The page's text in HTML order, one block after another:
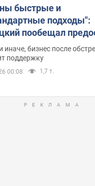
быстрые и
подходы":
пообещал
приоритетный
складским
иначе, бизнес после
поддержку
00:08 1,7 т.